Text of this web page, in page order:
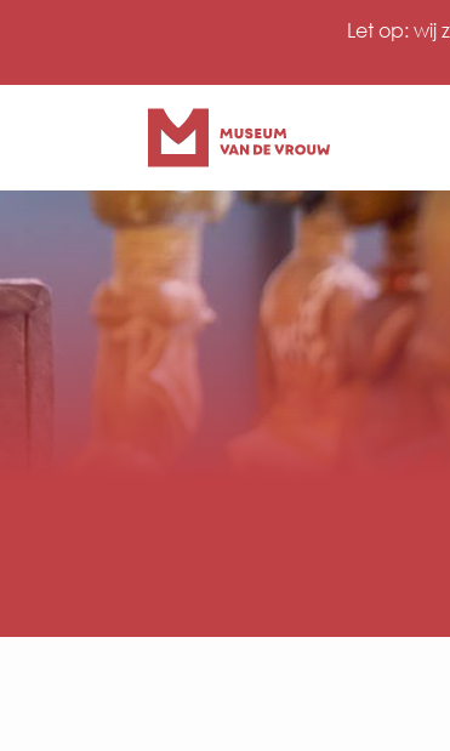
Let op: wij